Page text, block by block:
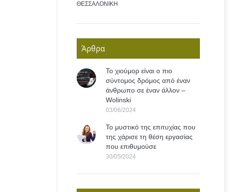
ΘΕΣΣΑΛΟΝΙΚΗ
Άρθρα
Το χιούμορ είναι ο πιο
σύντομος δρόμος από έναν
άνθρωπο σε έναν άλλον –
Wolinski
03/06/2024
Το μυστικό της επιτυχίας που
της χάρισε τη θέση εργασίας
που επιθυμούσε
30/05/2024